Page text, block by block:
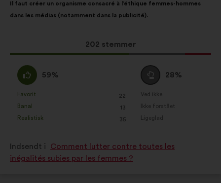
indhold:
Il faut créer un organisme consacré à l’éthique femmes-hommes
dans les médias (notamment dans la publicité).
Dette
forslag
202 stemmer
følgende
fordeling:
Enig
:
59%
som:
Favorit
: 22
gang
Banal
: 13
gang
Realistisk
: 35
gang
Neutral
:
28%
som:
Ved ikke
:gang
Ikke forstået
:gang
Ligeglad
:gang
Indsendt i
Comment lutter contre toutes les
inégalités subies par les femmes ?